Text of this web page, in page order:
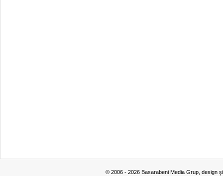
© 2006 - 2026 Basarabeni Media Grup, design